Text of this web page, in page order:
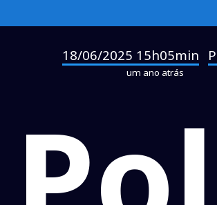
18/06/2025 15h05min
um ano atrás